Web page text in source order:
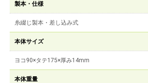
製本・仕様
糸綴じ製本・差し込み式
本体サイズ
ヨコ90×タテ175×厚み14mm
本体重量